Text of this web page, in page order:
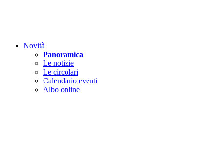
Novità
Panoramica
Le notizie
Le circolari
Calendario eventi
Albo online